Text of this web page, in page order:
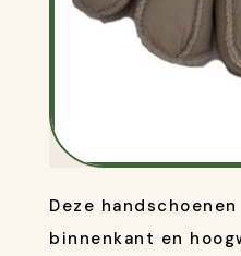
Deze
binnenkant en